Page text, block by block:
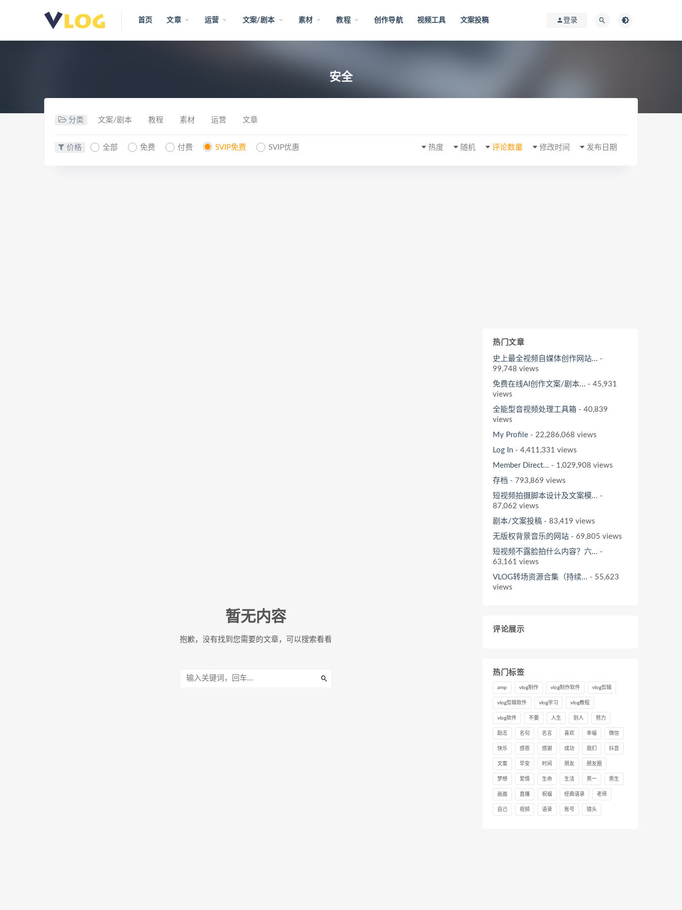
首页 文章 运营 文案/剧本 素材 教程 创作导航 视频工具 文案投稿 登录
安全
分类 文案/剧本 教程 素材 运营 文章
价格 全部 免费 付费 SVIP免费 SVIP优惠 发布日期
修改时间
评论数量
随机
热度
暂无内容
抱歉，没有找到您需要的文章，可以搜索看看
热门文章
史上最全视频自媒体创作网站... -
99,748 views
免费在线AI创作文案/剧本... - 45,931
views
全能型音视频处理工具箱 - 40,839
views
My Profile - 22,286,068 views
Log In - 4,411,331 views
Member Direct... - 1,029,908 views
存档 - 793,869 views
短视频拍摄脚本设计及文案模... -
87,062 views
剧本/文案投稿 - 83,419 views
无版权背景音乐的网站 - 69,805 views
短视频不露脸拍什么内容？六... -
63,161 views
VLOG转场资源合集（持续... - 55,623
views
评论展示
热门标签
amp vlog制作 vlog制作软件 vlog剪辑
vlog剪辑软件 vlog学习 vlog教程
vlog软件 不要 人生 别人 努力
励志 名句 名言 喜欢 幸福 微信
快乐 感恩 感谢 成功 我们 抖音
文案 早安 时间 朋友 朋友圈
梦想 爱情 生命 生活 男一 男生
画面 直播 祝福 经典语录 老师
自己 视频 语录 账号 镜头